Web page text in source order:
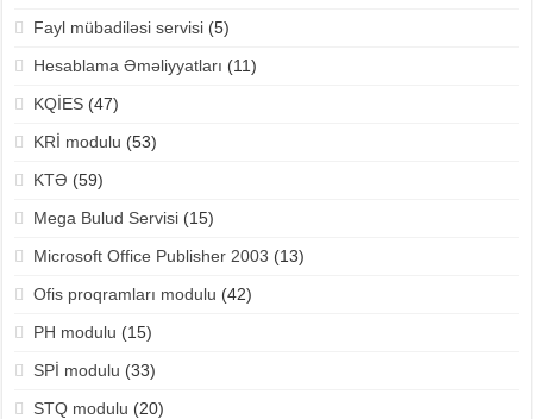
Fayl mübadiləsi servisi(5)
Hesablama Əməliyyatları (11)
KQİES(47)
KRİ modulu (53)
KTƏ (59)
Mega Bulud Servisi(15)
Microsoft Office Publisher 2003 (13)
Ofis proqramları modulu (42)
PH modulu (15)
SPİ modulu (33)
STQ modulu (20)